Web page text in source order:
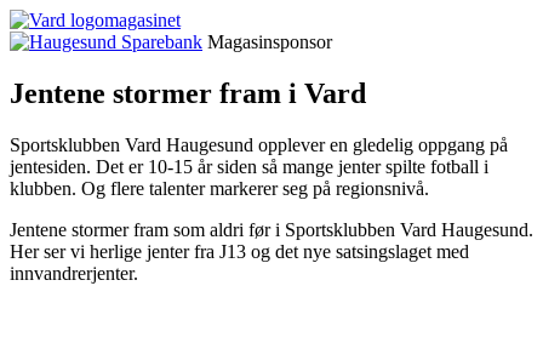
magasinet
Magasinsponsor
Jentene stormer fram i Vard
Sportsklubben Vard Haugesund opplever en gledelig oppgang på
jentesiden. Det er 10-15 år siden så mange jenter spilte fotball i
klubben. Og flere talenter markerer seg på regionsnivå.
Jentene stormer fram som aldri før i Sportsklubben Vard Haugesund.
Her ser vi herlige jenter fra J13 og det nye satsingslaget med
innvandrerjenter.